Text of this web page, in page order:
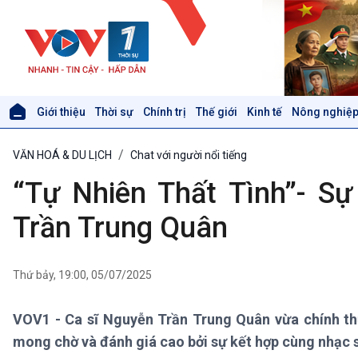
Giới thiệu Thời sự Chính trị Thế giới Kinh tế Nông
Thời sự 6h
Thời sự 12h
Thời sự 18h
Thời sự 21h30
Bản tin
Xã hội
Tin Đời sống & Xã hội
Khoa học & Công nghệ
Tin Khoa học & Công nghệ
VĂN HOÁ & DU LỊCH Chat với người nổi tiếng
“Tự Nhiên Thất Tình”-
Trần Trung Quân
Thứ bảy, 19:00, 05/07/2025
VOV1 - Ca sĩ Nguyễn Trần Trung Quân vừa chính
mong chờ và đánh giá cao bởi sự kết hợp cùng